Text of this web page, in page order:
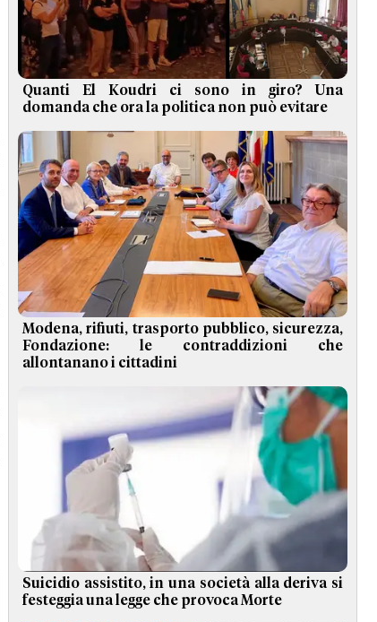
Quanti El Koudri ci sono in giro? Una
domanda che ora la politica non può evitare
Modena, rifiuti, trasporto pubblico, sicurezza,
Fondazione: le contraddizioni che
allontanano i cittadini
Suicidio assistito, in una società alla deriva si
festeggia una legge che provoca Morte